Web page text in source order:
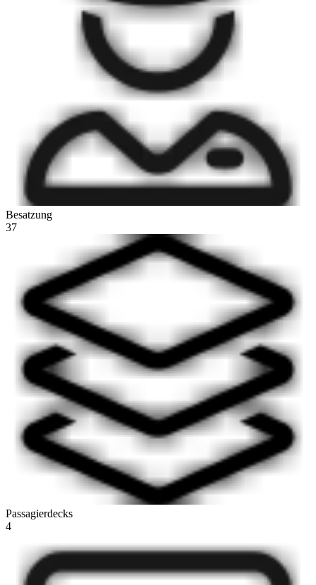
Besatzung
37
Passagierdecks
4